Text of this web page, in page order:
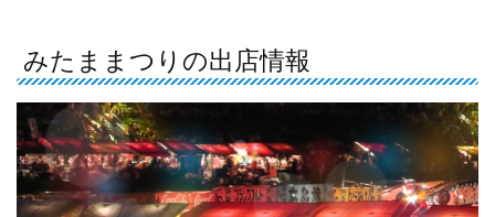
みたままつりの出店情報